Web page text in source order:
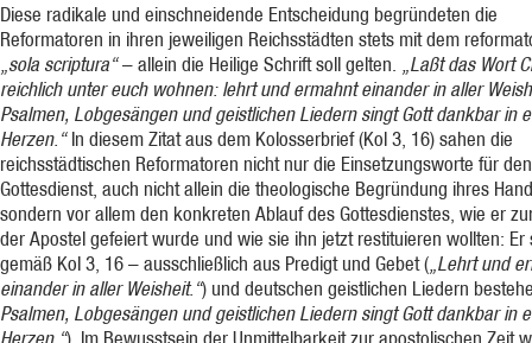
Diese radikale und einschneidende Entscheidung begründeten die
Reformatoren in ihren jeweiligen Reichsstädten stets mit dem
„sola scriptura“– allein die Heilige Schrift soll gelten.
„Laßt das Wort
reichlich unter euch wohnen: lehrt und ermahnt einander in aller
Psalmen, Lobgesängen und geistlichen Liedern singt Gott dankbar in
Herzen.“In diesem Zitat aus dem Kolosserbrief (Kol 3, 16) sahen die
reichsstädtischen Reformatoren nicht nur die Einsetzungsworte für den
Gottesdienst, auch nicht allein die theologische Begründung ihres
sondern vor allem den konkreten Ablauf des Gottesdienstes, wie er
der Apostel gefeiert wurde und wie sie ihn jetzt restituieren wollten: Er
gemäß Kol 3, 16 – ausschließlich aus Predigt und Gebet ( „Lehrt und
einander in aller Weisheit.“) und deutschen geistlichen Liedern
Psalmen, Lobgesängen und geistlichen Liedern singt Gott dankbar in
Herzen.“). Im Bewusstsein der Unmittelbarkeit zur apostolischen Zeit